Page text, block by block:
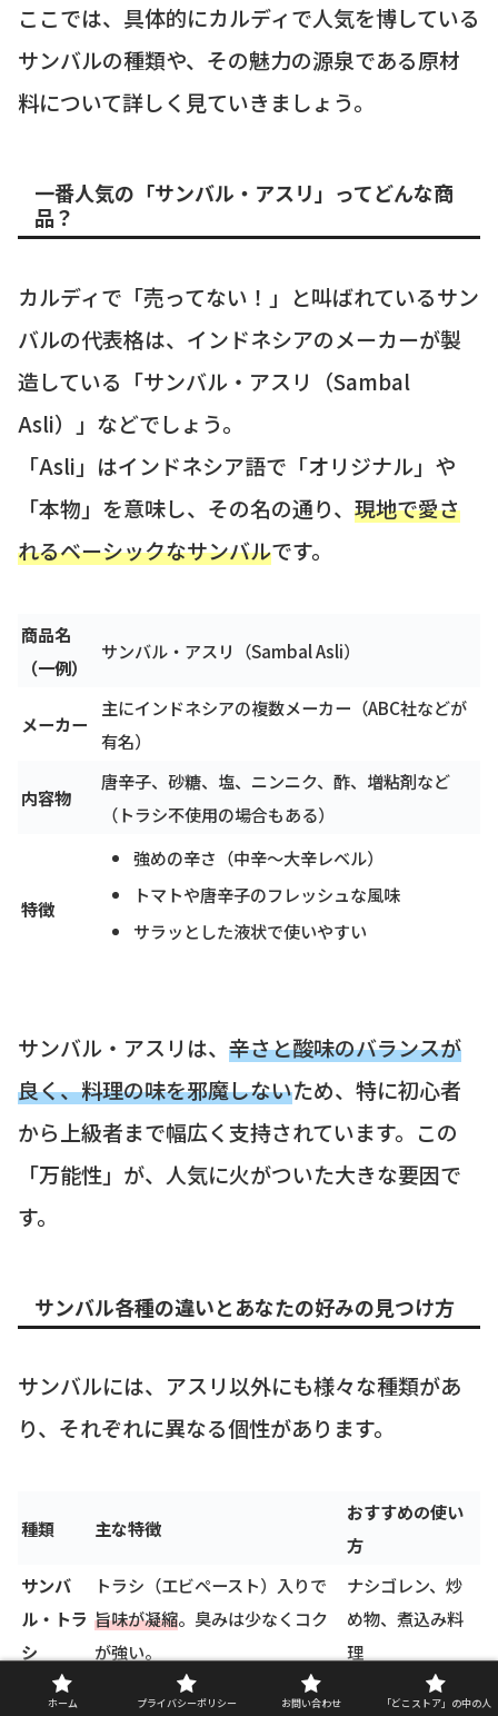
ここでは、具体的にカルディで人気を博している
サンバルの種類や、その魅力の源泉である原材
料について詳しく見ていきましょう。
一番人気の「サンバル・アスリ」ってどんな商
品？
カルディで「売ってない！」と叫ばれているサン
バルの代表格は、インドネシアのメーカーが製
造している「サンバル・アスリ（Sambal
Asli）」などでしょう。
「Asli」はインドネシア語で「オリジナル」や
「本物」を意味し、その名の通り、 現地で愛さ
れるベーシックなサンバルです。
商品名
（一例）
サンバル・アスリ（Sambal Asli）
メーカー
主にインドネシアの複数メーカー（ABC社などが
有名）
内容物
唐辛子、砂糖、塩、ニンニク、酢、増粘剤など
（トラシ不使用の場合もある）
特徴
強めの辛さ（中辛～大辛レベル）
トマトや唐辛子のフレッシュな風味
サラッとした液状で使いやすい
サンバル・アスリは、 辛さと酸味のバランスが
良く、料理の味を邪魔しないため、特に初心者
から上級者まで幅広く支持されています。この
「万能性」が、人気に火がついた大きな要因で
す。
サンバル各種の違いとあなたの好みの見つけ方
サンバルには、アスリ以外にも様々な種類があ
り、それぞれに異なる個性があります。
種類 主な特徴
おすすめの使い
方
サンバ
ル・トラ
シ
トラシ（エビペースト）入りで
旨味が凝縮。臭みは少なくコク
が強い。
ナシゴレン、炒
め物、煮込み料
理
サンバ
ニンニク、唐辛子がメインで、
麺類、餃子、生
ホーム プライバシーポリシー お問い合わせ 「どこストア」の中の人